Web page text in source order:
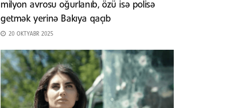
milyon avrosu oğurlanıb, özü isə polisə
getmək yerinə Bakıya qaçıb
20 OKTYABR 2025